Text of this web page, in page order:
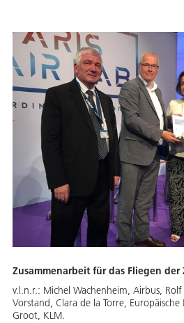
Zusammenarbeit für das Fliegen
v.l.n.r.: Michel Wachenheim, Airbus,
Vorstand, Clara de la Torre,
Groot, KLM.